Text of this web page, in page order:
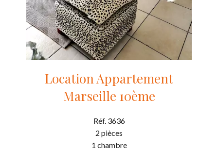
Location Appartement
Marseille 10ème
Réf. 3636
2 pièces
1 chambre